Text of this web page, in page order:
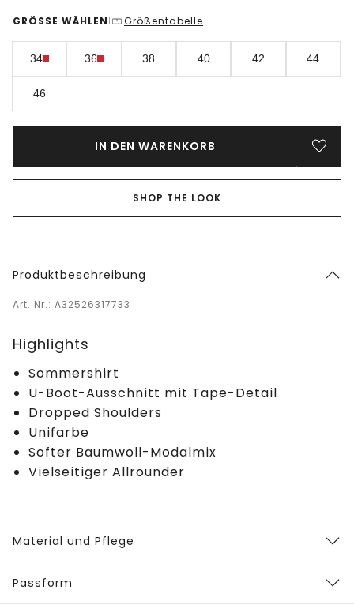
GRÖSSE WÄHLEN | Größentabelle
34 36 38 40 42 44
46
IN DEN WARENKORB
SHOP THE LOOK
Produktbeschreibung
Art. Nr.: A32526317733
Highlights
Sommershirt
U-Boot-Ausschnitt mit Tape-Detail
Dropped Shoulders
Unifarbe
Softer Baumwoll-Modalmix
Vielseitiger Allrounder
Material und Pflege
Passform